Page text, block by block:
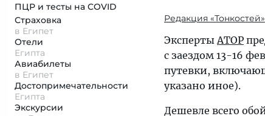
ПЦР и тесты на COVID
Страховка
в Египет
Отели
Египта
Авиабилеты
в Египет
Достопримеча­тельности
Египта
Экскурсии
Редакция «Тонкостей»
ЭкспертыАТОР
с заездом 13-16
путевки,
указано иное).
Дешевле всего